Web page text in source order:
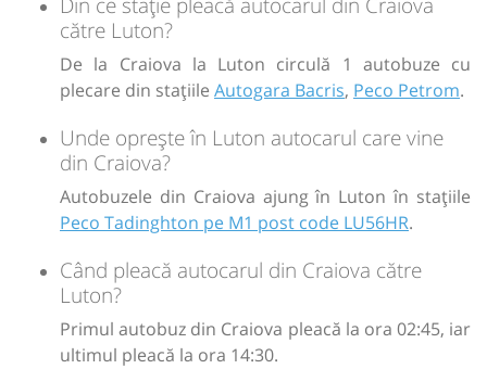
către Luton?
De la Craiova la Luton circulă 1 autobuze cu
plecare din stațiile Autogara Bacris, Peco Petrom.
Unde oprește în Luton autocarul care vine
din Craiova?
Autobuzele din Craiova ajung în Luton în stațiile
Peco Tadinghton pe M1 post code LU56HR.
Când pleacă autocarul din Craiova către
Luton?
Primul autobuz din Craiova pleacă la ora 02:45, iar
ultimul pleacă la ora 14:30.